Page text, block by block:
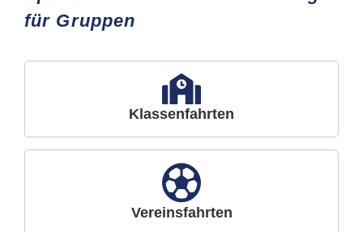
für Gruppen
Klassenfahrten
Vereinsfahrten